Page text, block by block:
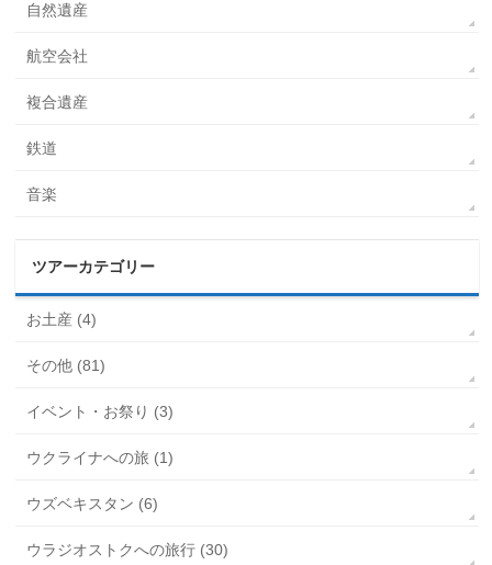
自然遺産
航空会社
複合遺産
鉄道
音楽
ツアーカテゴリー
お土産 (4)
その他 (81)
イベント・お祭り (3)
ウクライナへの旅 (1)
ウズベキスタン (6)
ウラジオストクへの旅行 (30)